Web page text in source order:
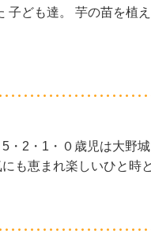
子ども達。 芋の苗を植
・2・1・０歳児は大野
にも恵まれ楽しいひと